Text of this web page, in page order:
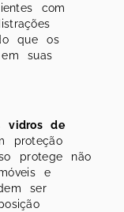
com
que os
suas
vidros de
proteção
protege não
e
ser